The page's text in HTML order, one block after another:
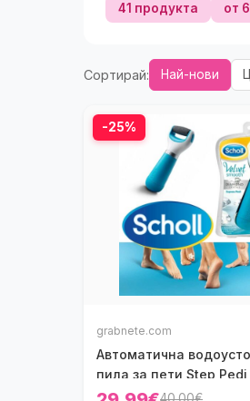
41 продукта от
Сортирай: Най-нови
-25%
grabnete.com
Автоматична
пила за пети Step Pedi